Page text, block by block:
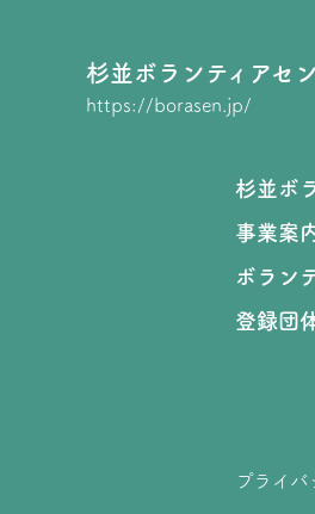
杉並ボランティアセ
https://borasen.jp/
杉並ボ
事業案
ボラン
登録団
プライ